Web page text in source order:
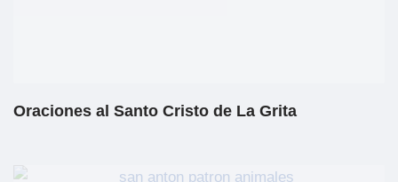
Oraciones al Santo Cristo de La Grita